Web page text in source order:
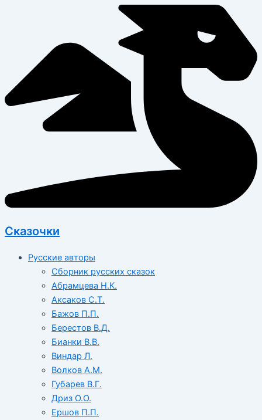
Сказочки
Русские авторы
Сборник русских сказок
Абрамцева Н.К.
Аксаков С.Т.
Бажов П.П.
Берестов В.Д.
Бианки В.В.
Виндар Л.
Волков А.М.
Губарев В.Г.
Дриз О.О.
Ершов П.П.